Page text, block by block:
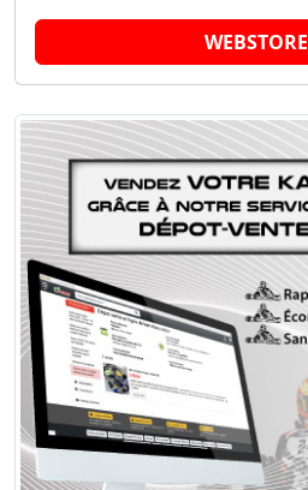
WEBSTORE